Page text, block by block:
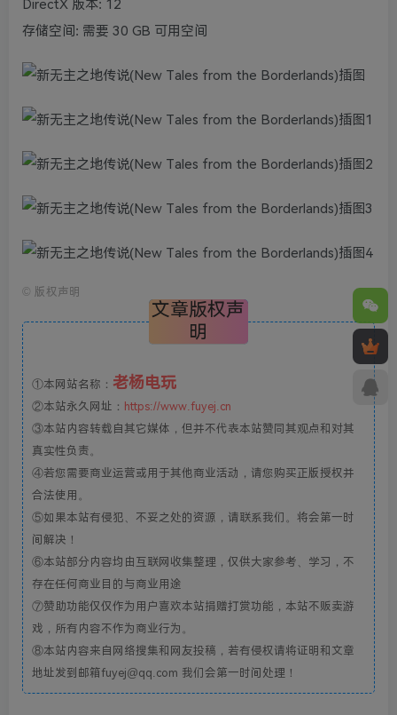
DirectX 版本: 12
存储空间: 需要 30 GB 可用空间
© 版权声明
文章版权声
明
①本网站名称： 老杨电玩
②本站永久网址： https://www.fuyej.cn
③本站内容转载自其它媒体，但并不代表本站赞同其观点和对其
真实性负责。
④若您需要商业运营或用于其他商业活动，请您购买正版授权并
合法使用。
⑤如果本站有侵犯、不妥之处的资源，请联系我们。将会第一时
间解决！
⑥本站部分内容均由互联网收集整理，仅供大家参考、学习，不
存在任何商业目的与商业用途
⑦赞助功能仅仅作为用户喜欢本站捐赠打赏功能，本站不贩卖游
戏，所有内容不作为商业行为。
⑧本站内容来自网络搜集和网友投稿，若有侵权请将证明和文章
地址发到邮箱fuyej@qq.com 我们会第一时间处理！